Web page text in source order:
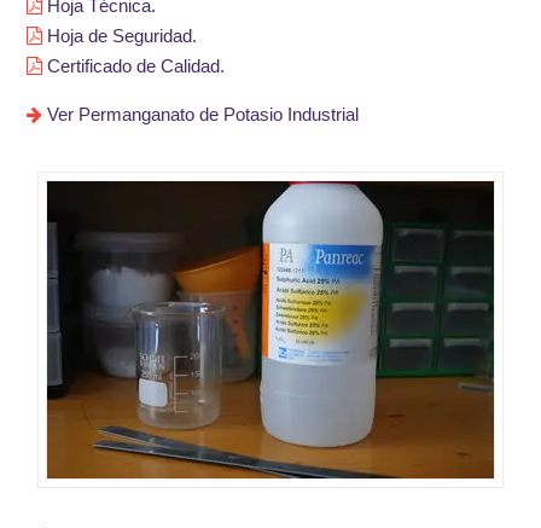
Hoja Técnica.
Hoja de Seguridad.
Certificado de Calidad.
Ver Permanganato de Potasio Industrial